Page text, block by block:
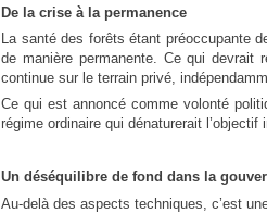
De la crise à la permanence
La santé des forêts étant préoccupante
de manière permanente. Ce qui devrait
continue sur le terrain privé,
Ce qui est annoncé comme volonté
régime ordinaire qui dénaturerait l’objectif
Un déséquilibre de fond dans la
Au-delà des aspects techniques, c’est